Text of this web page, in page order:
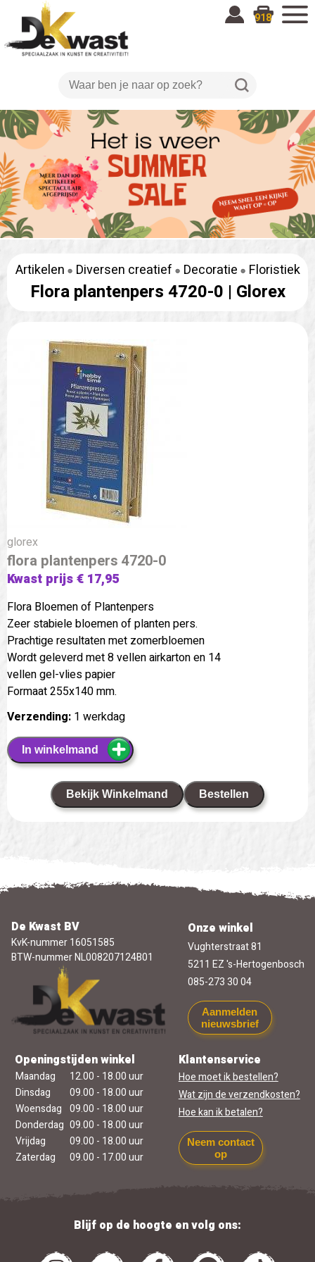
918
Artikelen Diversen creatief Decoratie Floristiek
Flora plantenpers 4720-0 | Glorex
glorex
flora plantenpers 4720-0
Kwast prijs € 17,95
Flora Bloemen of Plantenpers
Zeer stabiele bloemen of planten pers.
Prachtige resultaten met zomerbloemen
Wordt geleverd met 8 vellen airkarton en 14
vellen gel-vlies papier
Formaat 255x140 mm.
Verzending: 1 werkdag
In winkelmand
Bekijk Winkelmand Bestellen
De Kwast BV
KvK-nummer 16051585
BTW-nummer NL008207124B01
Onze winkel
Vughterstraat 81
5211 EZ 's-Hertogenbosch
085-273 30 04
Aanmelden
nieuwsbrief
Openingstijden winkel
Maandag
12.00 - 18.00 uur
Dinsdag
09.00 - 18.00 uur
Woensdag 09.00 - 18.00 uur
Donderdag 09.00 - 18.00 uur
Vrijdag
09.00 - 18.00 uur
Zaterdag
09.00 - 17.00 uur
Klantenservice
Hoe moet ik bestellen?
Wat zijn de verzendkosten?
Hoe kan ik betalen?
Neem contact
op
Blijf op de hoogte en volg ons: